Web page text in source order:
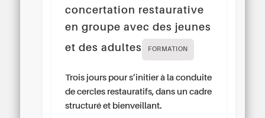
concertation restaurative
en groupe avec des jeunes
et des adultes
FORMATION
Trois jours pour s’initier à la conduite
de cercles restauratifs, dans un cadre
structuré et bienveillant.